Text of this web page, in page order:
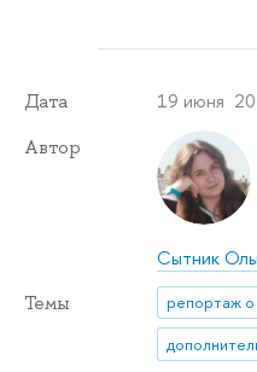
Дата 19 июня
Автор
Сытник
Темы
репортаж